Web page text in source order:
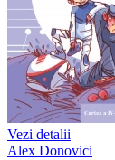
Vezi detalii
Alex Donovici